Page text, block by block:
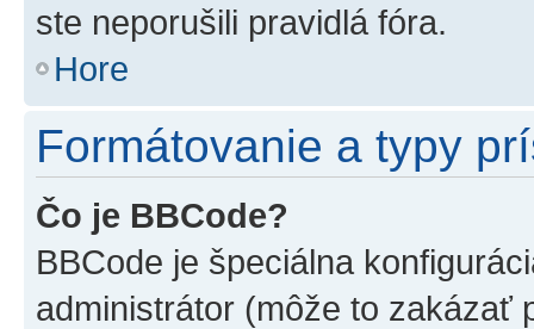
ste neporušili pravidlá fóra.
Hore
Formátovanie a typy
Čo je BBCode?
BBCode je špeciálna
administrátor (môže to zakázať